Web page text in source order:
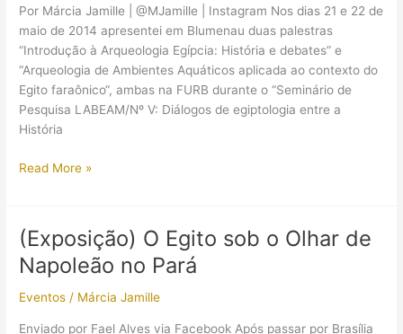
o
ensino
Por Márcia Jamille | @MJamille | Instagram Nos dias 21 e 22 de
maio de 2014 apresentei em Blumenau duas palestras
“Introdução à Arqueologia Egípcia: História e debates” e
“Arqueologia de Ambientes Aquáticos aplicada ao contexto do
Egito faraônico“, ambas na FURB durante o “Seminário de
Pesquisa LABEAM/Nº V: Diálogos de egiptologia entre a
História
Palestra
e
apresentação
do
“Uma
viagem
Read More »
(Exposição) O Egito sob o Olhar de
Napoleão no Pará
Eventos / Márcia Jamille
Enviado por Fael Alves via Facebook Após passar por Brasília